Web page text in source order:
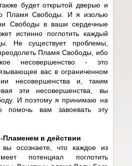
будет открытой дверью и
Пламя Свободы. И я изолью
Свободы в ваши сердечные
истинно поглотить каждый
Не существует проблемы,
Пламя Свободы, ибо
несовершенство - это
вас в ограниченном
несовершенства и, таким
эти несовершенства, вы
И поэтому я принимаю на
помочь вам завоевать эту
Пламенем в действии
осознаете, что каждое из
потенциал поглотить